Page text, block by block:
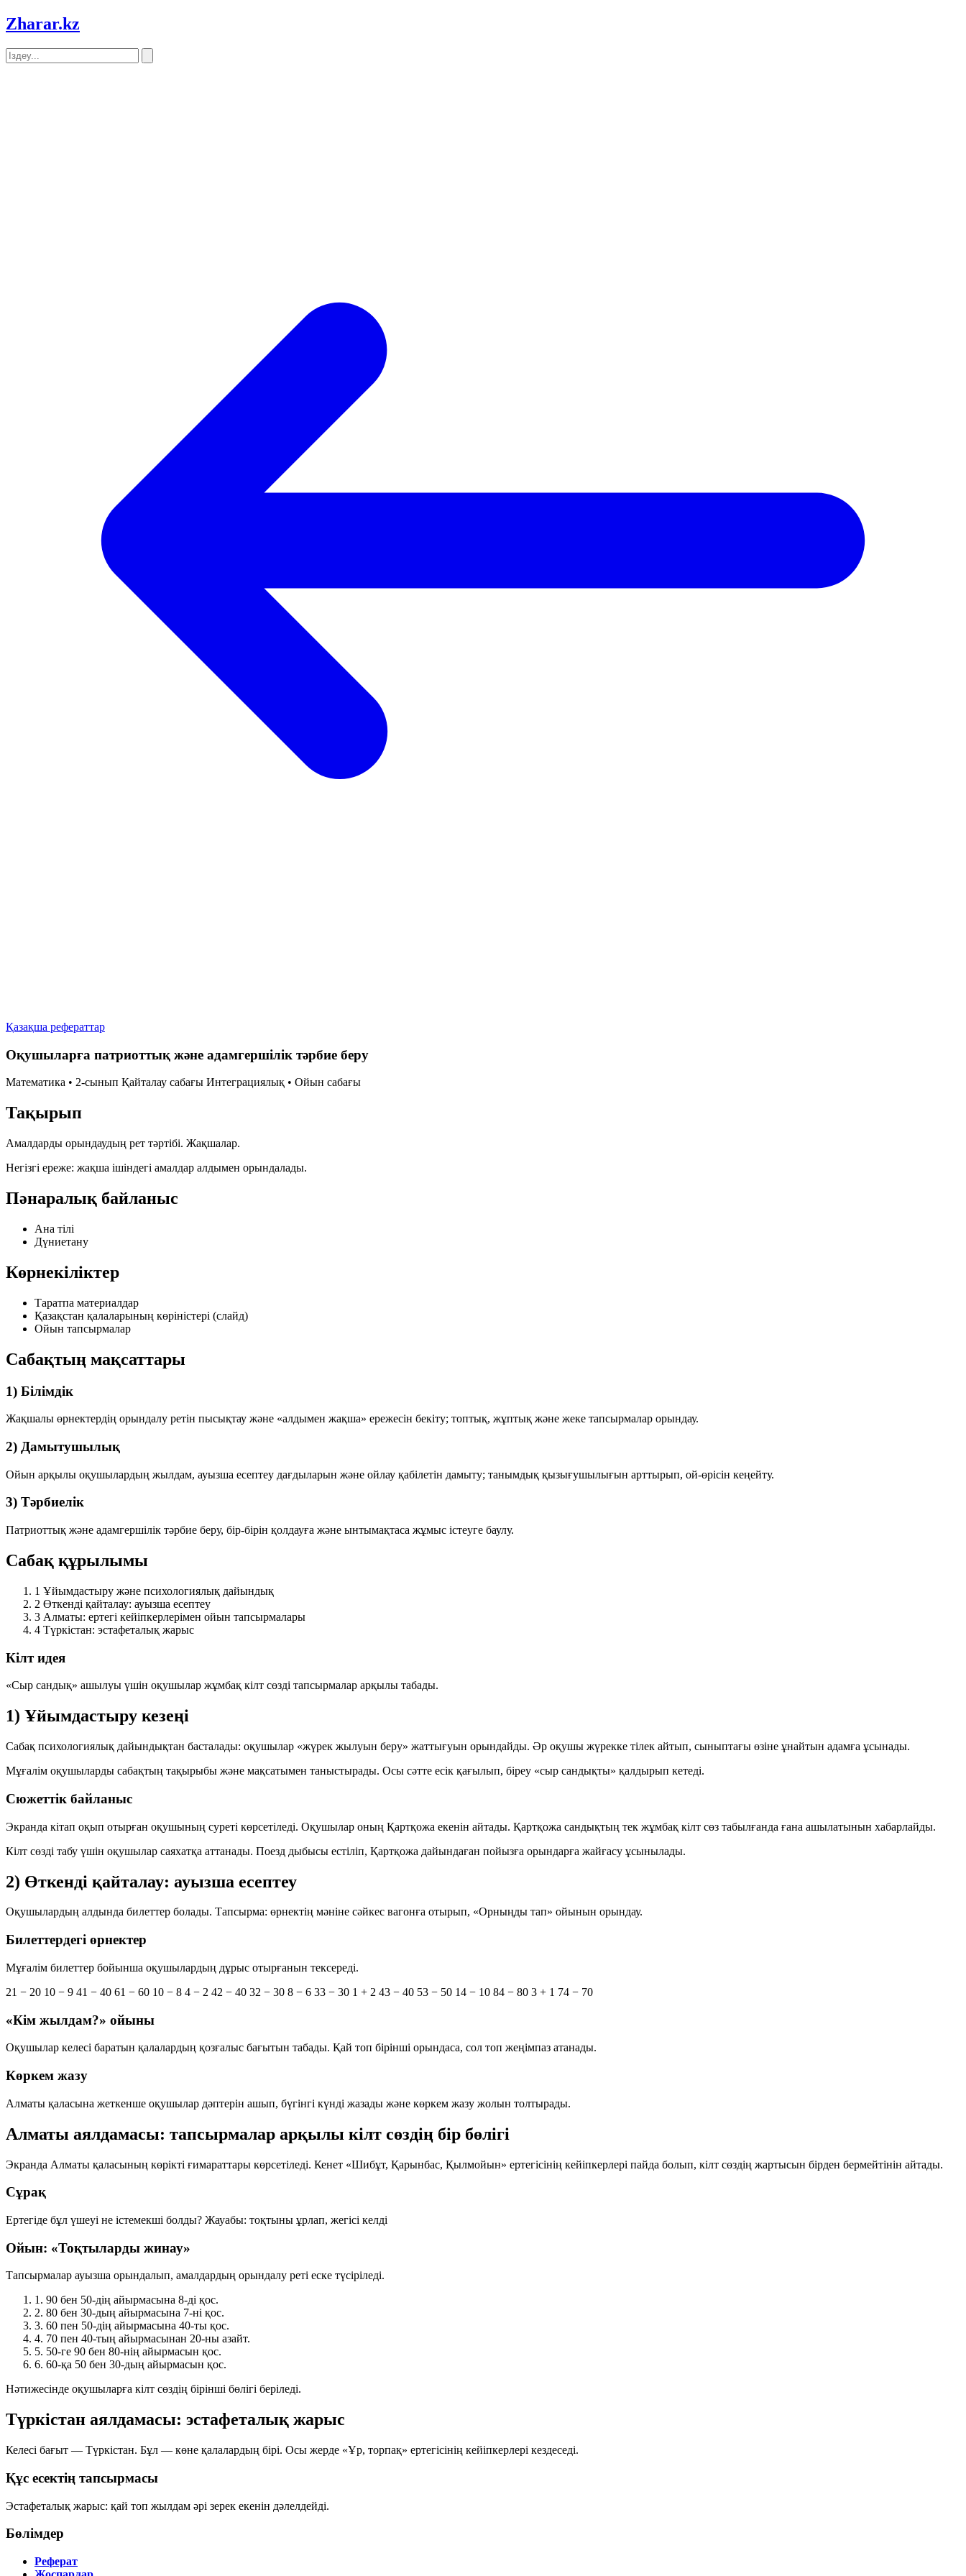
Zharar.kz
Қазақша рефераттар
Оқушыларға патриоттық және адамгершілік тәрбие беру
Математика • 2-сынып Қайталау сабағы Интеграциялық • Ойын сабағы
Тақырып
Амалдарды орындаудың рет тәртібі. Жақшалар.
Негізгі ереже: жақша ішіндегі амалдар алдымен орындалады.
Пәнаралық байланыс
Ана тілі
Дүниетану
Көрнекіліктер
Таратпа материалдар
Қазақстан қалаларының көріністері (слайд)
Ойын тапсырмалар
Сабақтың мақсаттары
1) Білімдік
Жақшалы өрнектердің орындалу ретін пысықтау және «алдымен жақша» ережесін бекіту; топтық, жұптық және жеке тапсырмалар орындау.
2) Дамытушылық
Ойын арқылы оқушылардың жылдам, ауызша есептеу дағдыларын және ойлау қабілетін дамыту; танымдық қызығушылығын арттырып, ой-өрісін кеңейту.
3) Тәрбиелік
Патриоттық және адамгершілік тәрбие беру, бір-бірін қолдауға және ынтымақтаса жұмыс істеуге баулу.
Сабақ құрылымы
1 Ұйымдастыру және психологиялық дайындық
2 Өткенді қайталау: ауызша есептеу
3 Алматы: ертегі кейіпкерлерімен ойын тапсырмалары
4 Түркістан: эстафеталық жарыс
Кілт идея
«Сыр сандық» ашылуы үшін оқушылар жұмбақ кілт сөзді тапсырмалар арқылы табады.
1) Ұйымдастыру кезеңі
Сабақ психологиялық дайындықтан басталады: оқушылар «жүрек жылуын беру» жаттығуын орындайды. Әр оқушы жүрекке тілек айтып, сыныптағы өзіне ұнайтын адамға ұсынады.
Мұғалім оқушыларды сабақтың тақырыбы және мақсатымен таныстырады. Осы сәтте есік қағылып, біреу «сыр сандықты» қалдырып кетеді.
Сюжеттік байланыс
Экранда кітап оқып отырған оқушының суреті көрсетіледі. Оқушылар оның Қартқожа екенін айтады. Қартқожа сандықтың тек жұмбақ кілт сөз табылғанда ғана ашылатынын хабарлайды.
Кілт сөзді табу үшін оқушылар саяхатқа аттанады. Поезд дыбысы естіліп, Қартқожа дайындаған пойызға орындарға жайғасу ұсынылады.
2) Өткенді қайталау: ауызша есептеу
Оқушылардың алдында билеттер болады. Тапсырма: өрнектің мәніне сәйкес вагонға отырып, «Орныңды тап» ойынын орындау.
Билеттердегі өрнектер
Мұғалім билеттер бойынша оқушылардың дұрыс отырғанын тексереді.
21 − 20 10 − 9 41 − 40 61 − 60 10 − 8 4 − 2 42 − 40 32 − 30 8 − 6 33 − 30 1 + 2 43 − 40 53 − 50 14 − 10 84 − 80 3 + 1 74 − 70
«Кім жылдам?» ойыны
Оқушылар келесі баратын қалалардың қозғалыс бағытын табады. Қай топ бірінші орындаса, сол топ жеңімпаз атанады.
Көркем жазу
Алматы қаласына жеткенше оқушылар дәптерін ашып, бүгінгі күнді жазады және көркем жазу жолын толтырады.
Алматы аялдамасы: тапсырмалар арқылы кілт сөздің бір бөлігі
Экранда Алматы қаласының көрікті ғимараттары көрсетіледі. Кенет «Шибұт, Қарынбас, Қылмойын» ертегісінің кейіпкерлері пайда болып, кілт сөздің жартысын бірден бермейтінін айтады.
Сұрақ
Ертегіде бұл үшеуі не істемекші болды? Жауабы: тоқтыны ұрлап, жегісі келді
Ойын: «Тоқтыларды жинау»
Тапсырмалар ауызша орындалып, амалдардың орындалу реті еске түсіріледі.
1. 90 бен 50-дің айырмасына 8-ді қос.
2. 80 бен 30-дың айырмасына 7-ні қос.
3. 60 пен 50-дің айырмасына 40-ты қос.
4. 70 пен 40-тың айырмасынан 20-ны азайт.
5. 50-ге 90 бен 80-нің айырмасын қос.
6. 60-қа 50 бен 30-дың айырмасын қос.
Нәтижесінде оқушыларға кілт сөздің бірінші бөлігі беріледі.
Түркістан аялдамасы: эстафеталық жарыс
Келесі бағыт — Түркістан. Бұл — көне қалалардың бірі. Осы жерде «Ұр, торпақ» ертегісінің кейіпкерлері кездеседі.
Құс есектің тапсырмасы
Эстафеталық жарыс: қай топ жылдам әрі зерек екенін дәлелдейді.
Бөлімдер
Реферат